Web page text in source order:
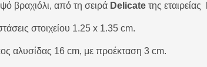
βραχιόλι, από τη σειρά Delicate της εταιρείας
στοιχείου 1.25 x 1.35 cm.
αλυσίδας 16 cm, με προέκταση 3 cm.